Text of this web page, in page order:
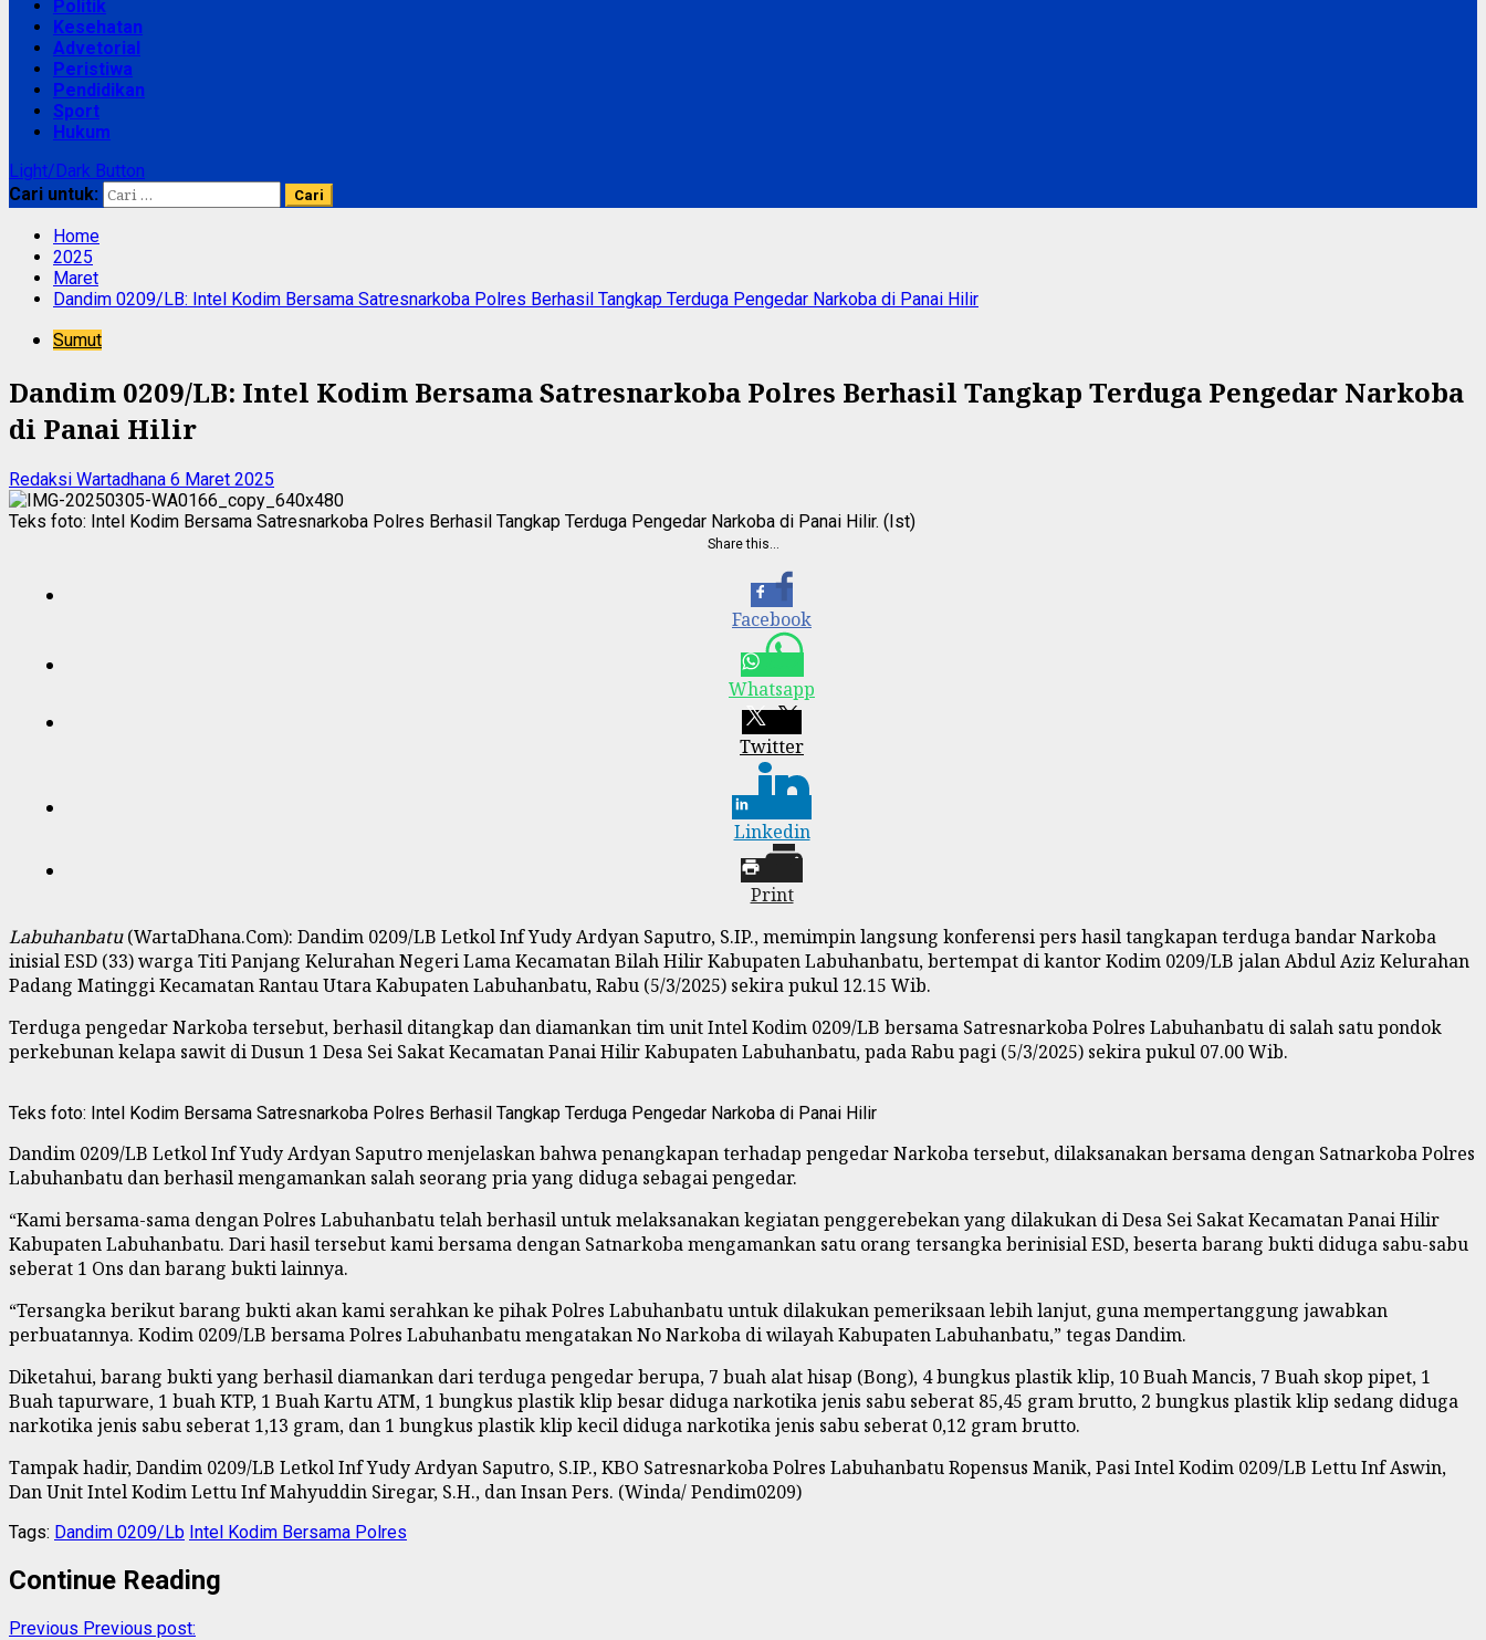
Politik
Kesehatan
Advetorial
Peristiwa
Pendidikan
Sport
Hukum
Light/Dark Button
Cari untuk:
Home
2025
Maret
Dandim 0209/LB: Intel Kodim Bersama Satresnarkoba Polres Berhasil Tangkap Terduga Pengedar Narkoba di Panai Hilir
Sumut
Dandim 0209/LB: Intel Kodim Bersama Satresnarkoba Polres Berhasil Tangkap Terduga Pengedar Narkoba
di Panai Hilir
Redaksi Wartadhana 6 Maret 2025
Teks foto: Intel Kodim Bersama Satresnarkoba Polres Berhasil Tangkap Terduga Pengedar Narkoba di Panai Hilir. (Ist)
Share this…
Facebook
Whatsapp
Twitter
Linkedin
Print
Labuhanbatu(WartaDhana.Com): Dandim 0209/LB Letkol Inf Yudy Ardyan Saputro, S.IP., memimpin langsung konferensi pers hasil tangkapan terduga bandar Narkoba
inisial ESD (33) warga Titi Panjang Kelurahan Negeri Lama Kecamatan Bilah Hilir Kabupaten Labuhanbatu, bertempat di kantor Kodim 0209/LB jalan Abdul Aziz Kelurahan
Padang Matinggi Kecamatan Rantau Utara Kabupaten Labuhanbatu, Rabu (5/3/2025) sekira pukul 12.15 Wib.
Terduga pengedar Narkoba tersebut, berhasil ditangkap dan diamankan tim unit Intel Kodim 0209/LB bersama Satresnarkoba Polres Labuhanbatu di salah satu pondok
perkebunan kelapa sawit di Dusun 1 Desa Sei Sakat Kecamatan Panai Hilir Kabupaten Labuhanbatu, pada Rabu pagi (5/3/2025) sekira pukul 07.00 Wib.
Teks foto: Intel Kodim Bersama Satresnarkoba Polres Berhasil Tangkap Terduga Pengedar Narkoba di Panai Hilir
Dandim 0209/LB Letkol Inf Yudy Ardyan Saputro menjelaskan bahwa penangkapan terhadap pengedar Narkoba tersebut, dilaksanakan bersama dengan Satnarkoba Polres
Labuhanbatu dan berhasil mengamankan salah seorang pria yang diduga sebagai pengedar.
“Kami bersama-sama dengan Polres Labuhanbatu telah berhasil untuk melaksanakan kegiatan penggerebekan yang dilakukan di Desa Sei Sakat Kecamatan Panai Hilir
Kabupaten Labuhanbatu. Dari hasil tersebut kami bersama dengan Satnarkoba mengamankan satu orang tersangka berinisial ESD, beserta barang bukti diduga sabu-sabu
seberat 1 Ons dan barang bukti lainnya.
“Tersangka berikut barang bukti akan kami serahkan ke pihak Polres Labuhanbatu untuk dilakukan pemeriksaan lebih lanjut, guna mempertanggung jawabkan
perbuatannya. Kodim 0209/LB bersama Polres Labuhanbatu mengatakan No Narkoba di wilayah Kabupaten Labuhanbatu,” tegas Dandim.
Diketahui, barang bukti yang berhasil diamankan dari terduga pengedar berupa, 7 buah alat hisap (Bong), 4 bungkus plastik klip, 10 Buah Mancis, 7 Buah skop pipet, 1
Buah tapurware, 1 buah KTP, 1 Buah Kartu ATM, 1 bungkus plastik klip besar diduga narkotika jenis sabu seberat 85,45 gram brutto, 2 bungkus plastik klip sedang diduga
narkotika jenis sabu seberat 1,13 gram, dan 1 bungkus plastik klip kecil diduga narkotika jenis sabu seberat 0,12 gram brutto.
Tampak hadir, Dandim 0209/LB Letkol Inf Yudy Ardyan Saputro, S.IP., KBO Satresnarkoba Polres Labuhanbatu Ropensus Manik, Pasi Intel Kodim 0209/LB Lettu Inf Aswin,
Dan Unit Intel Kodim Lettu Inf Mahyuddin Siregar, S.H., dan Insan Pers. (Winda/ Pendim0209)
Tags: Dandim 0209/Lb Intel Kodim Bersama Polres
Continue Reading
Previous Previous post: